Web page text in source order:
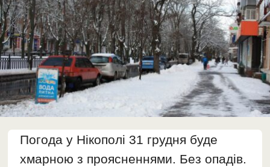
Погода у Нікополі 31 грудня буде
хмарною з проясненнями. Без опадів.